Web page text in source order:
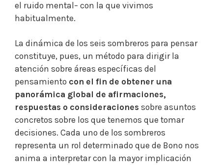
el ruido mental– con la que vivimos
habitualmente.
La dinámica de los seis sombreros para pensar
constituye, pues, un método para dirigir la
atención sobre áreas específicas del
pensamiento con el fin de obtener una
panorámica global de afirmaciones,
respuestas o consideraciones sobre asuntos
concretos sobre los que tenemos que tomar
decisiones. Cada uno de los sombreros
representa un rol determinado que de Bono nos
anima a interpretar con la mayor implicación